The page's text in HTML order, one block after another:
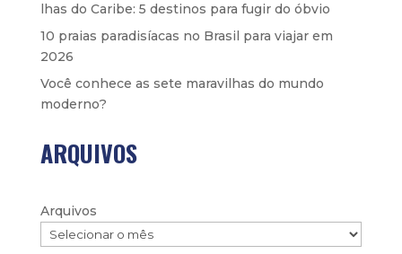
lhas do Caribe: 5 destinos para fugir do óbvio
10 praias paradisíacas no Brasil para viajar em
2026
Você conhece as sete maravilhas do mundo
moderno?
ARQUIVOS
Arquivos